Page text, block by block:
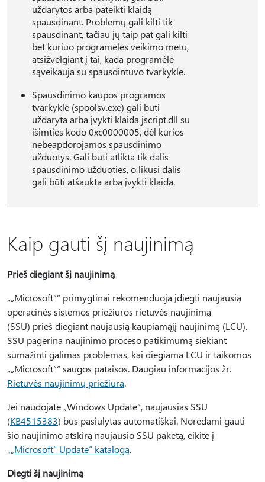
uždarytos arba pateikti klaidą
spausdinant. Problemų gali kilti tik
spausdinant, tačiau jų taip pat gali kilti
bet kuriuo programėlės veikimo metu,
atsižvelgiant į tai, kada programėlė
sąveikauja su spausdintuvo tvarkykle.
Spausdinimo kaupos programos
tvarkyklė (spoolsv.exe) gali būti
uždaryta arba įvykti klaida jscript.dll su
išimties kodo 0xc0000005, dėl kurios
nebeapdorojamos spausdinimo
užduotys. Gali būti atlikta tik dalis
spausdinimo užduoties, o likusi dalis
gali būti atšaukta arba įvykti klaida.
Kaip gauti šį naujinimą
Prieš diegiant šį naujinimą
„„Microsoft““ primygtinai rekomenduoja įdiegti naujausią
operacinės sistemos priežiūros rietuvės naujinimą
(SSU) prieš diegiant naujausią kaupiamąjį naujinimą (LCU).
SSU pagerina naujinimo proceso patikimumą siekiant
sumažinti galimas problemas, kai diegiama LCU ir taikomos
„„Microsoft““ saugos pataisos. Daugiau informacijos žr.
Rietuvės naujinimų priežiūra.
Jei naudojate „Windows Update“, naujausias SSU
(KB4515383) bus pasiūlytas automatiškai. Norėdami gauti
šio naujinimo atskirą naujausio SSU paketą, eikite į
„„Microsoft“ Update“ katalogą.
Diegti šį naujinimą